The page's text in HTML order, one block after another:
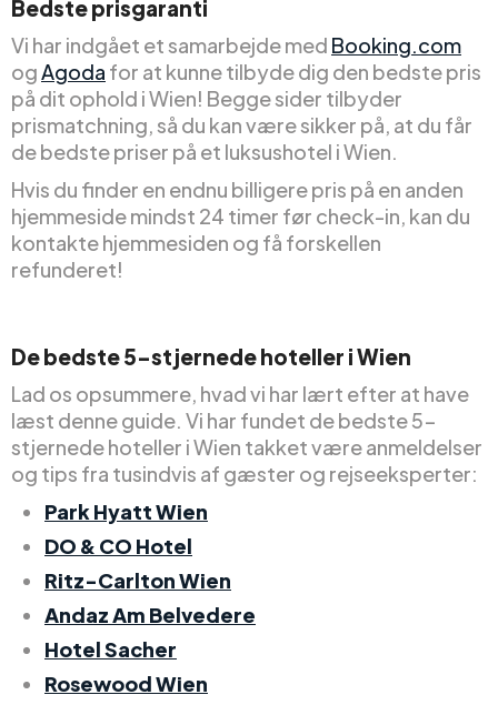
Bedste prisgaranti
Vi har indgået et samarbejde med Booking.com
ogAgoda for at kunne tilbyde dig den bedste pris
på dit ophold i Wien! Begge sider tilbyder
prismatchning, så du kan være sikker på, at du får
de bedste priser på et luksushotel i Wien.
Hvis du finder en endnu billigere pris på en anden
hjemmeside mindst 24 timer før check-in, kan du
kontakte hjemmesiden og få forskellen
refunderet!
De bedste 5-stjernede hoteller i Wien
Lad os opsummere, hvad vi har lært efter at have
læst denne guide. Vi har fundet de bedste 5-
stjernede hoteller i Wien takket være anmeldelser
og tips fra tusindvis af gæster og rejseeksperter:
Park Hyatt Wien
DO & CO Hotel
Ritz-Carlton Wien
Andaz Am Belvedere
Hotel Sacher
Rosewood Wien